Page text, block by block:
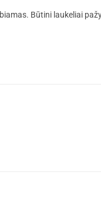
Būtini laukeliai